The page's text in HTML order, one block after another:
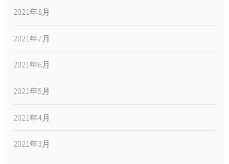
2021年8月
2021年7月
2021年6月
2021年5月
2021年4月
2021年3月